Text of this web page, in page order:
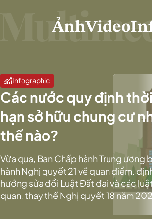
ẢnhVideo
Infographic
Các nước quy định thời
hạn sở hữu chung cư
thế nào?
Vừa qua, Ban Chấp hành Trung ương
hành Nghị quyết 21 về quan điểm,
hướng sửa đổi Luật Đất đai và các
quan, thay thế Nghị quyết 18 năm